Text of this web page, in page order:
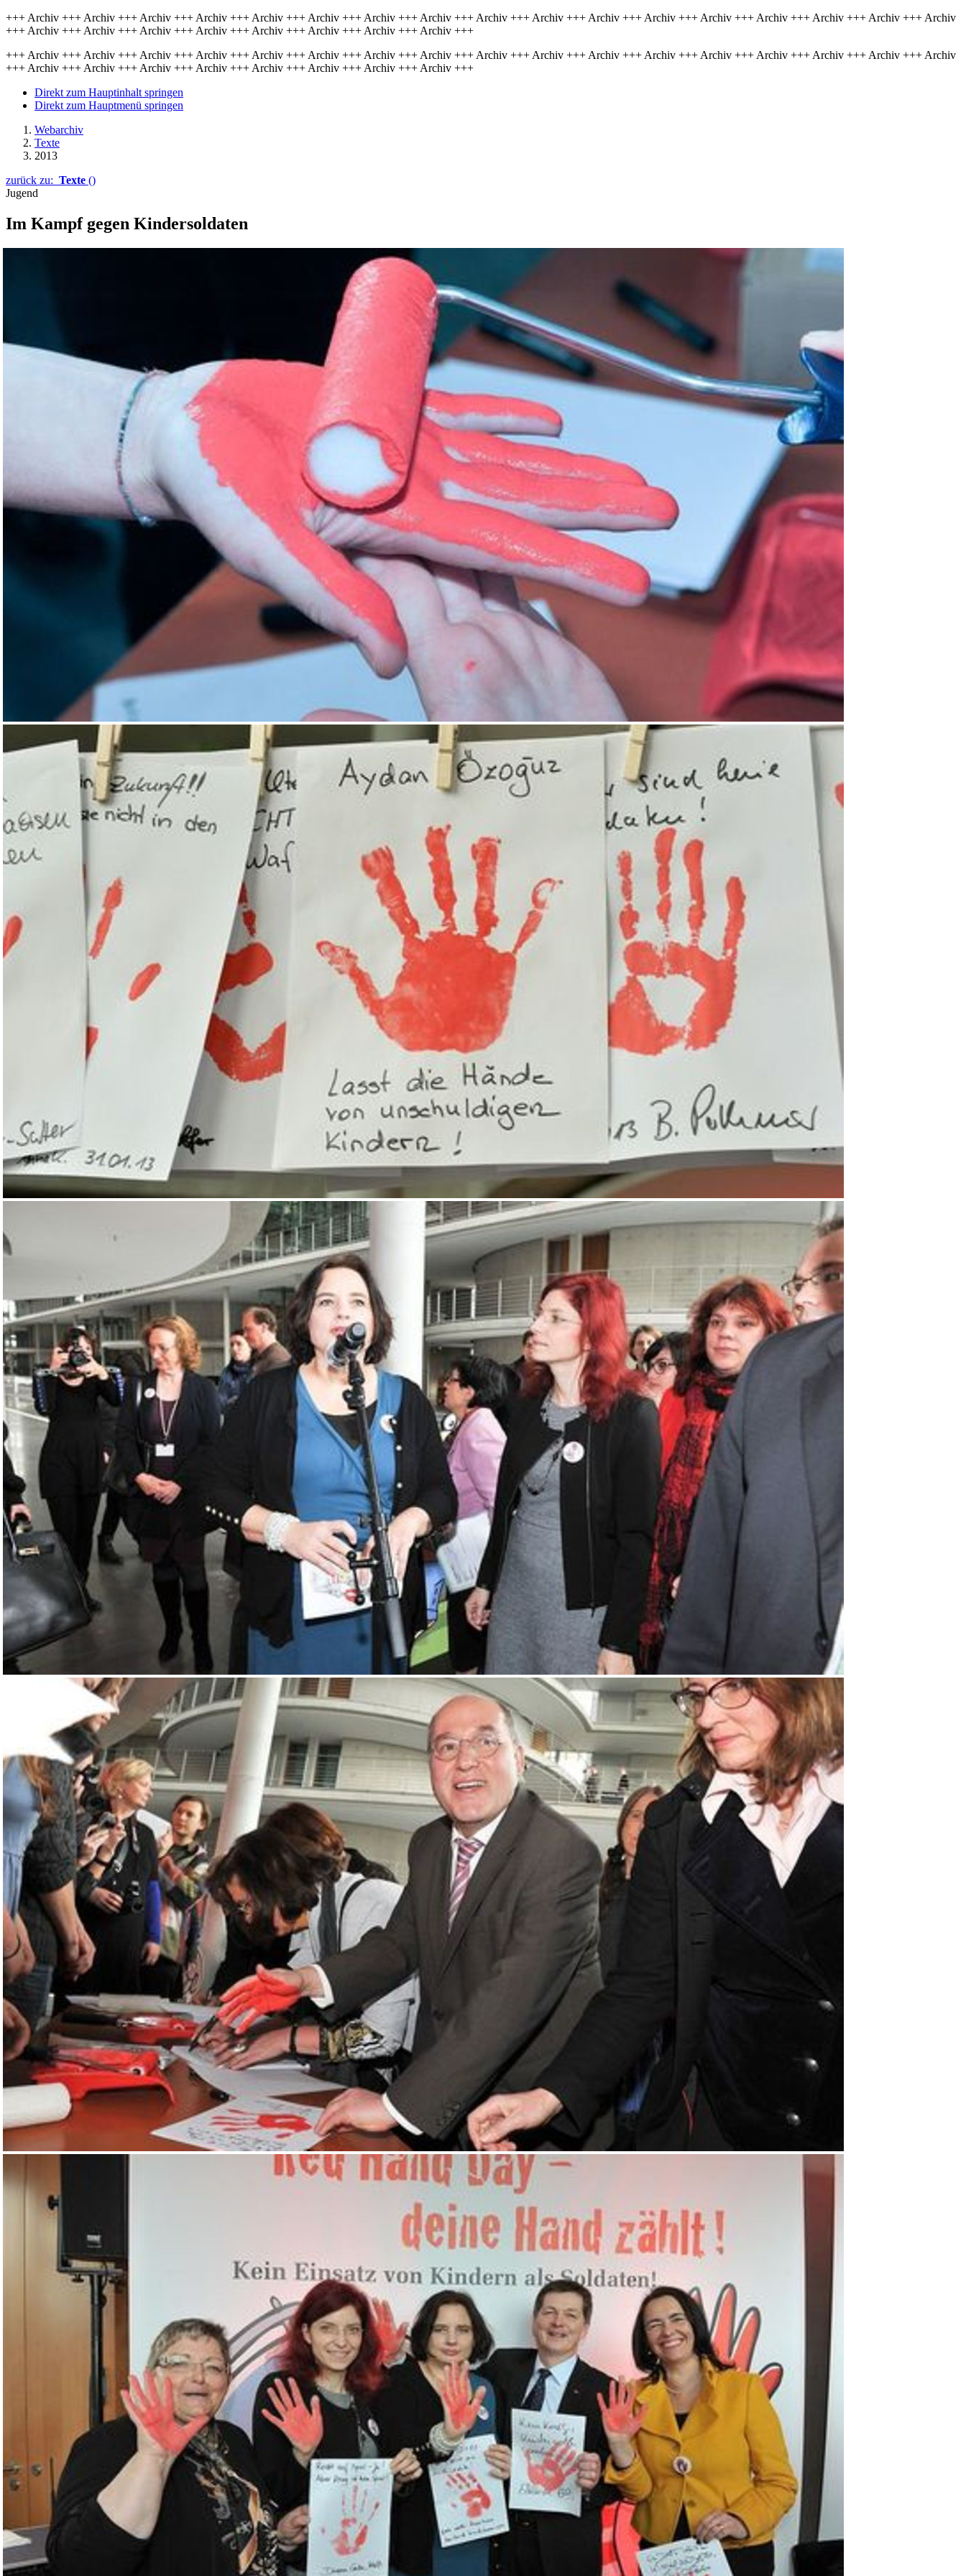
+++ Archiv +++ Archiv +++ Archiv +++ Archiv +++ Archiv +++ Archiv +++ Archiv +++ Archiv +++ Archiv +++ Archiv +++ Archiv +++ Archiv +++ Archiv +++ Archiv +++ Archiv +++ Archiv +++ Archiv
+++ Archiv +++ Archiv +++ Archiv +++ Archiv +++ Archiv +++ Archiv +++ Archiv +++ Archiv +++
+++ Archiv +++ Archiv +++ Archiv +++ Archiv +++ Archiv +++ Archiv +++ Archiv +++ Archiv +++ Archiv +++ Archiv +++ Archiv +++ Archiv +++ Archiv +++ Archiv +++ Archiv +++ Archiv +++ Archiv
+++ Archiv +++ Archiv +++ Archiv +++ Archiv +++ Archiv +++ Archiv +++ Archiv +++ Archiv +++
Direkt zum Hauptinhalt springen
Direkt zum Hauptmenü springen
Webarchiv
Texte
2013
zurück zu: Texte ()
Jugend
Im Kampf gegen Kindersoldaten